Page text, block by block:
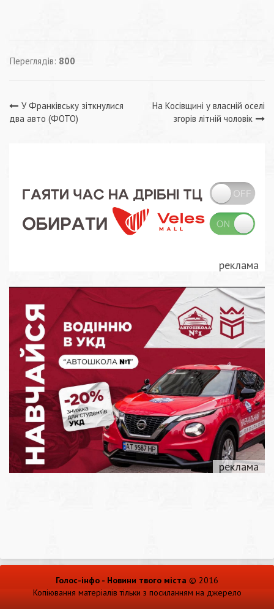
Переглядів: 800
Навігація
У Франківську зіткнулися
два авто (ФОТО)
На Косівщині у власній оселі
згорів літній чоловік
Голос-інфо - Новини твого міста © 2016
Копіювання матеріалів тільки з посиланням на джерело